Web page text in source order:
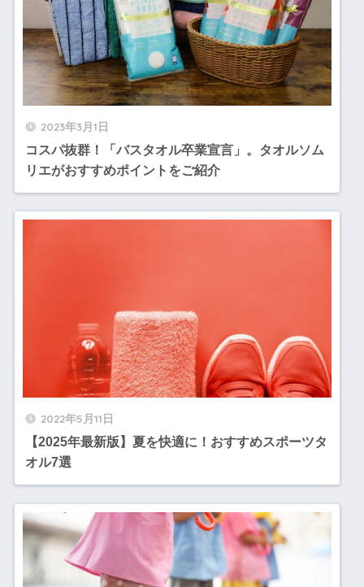
2023年3月1日
コスパ抜群！「バスタオル卒業宣言」。タオルソム
リエがおすすめポイントをご紹介
2022年5月11日
【2025年最新版】夏を快適に！おすすめスポーツタ
オル7選